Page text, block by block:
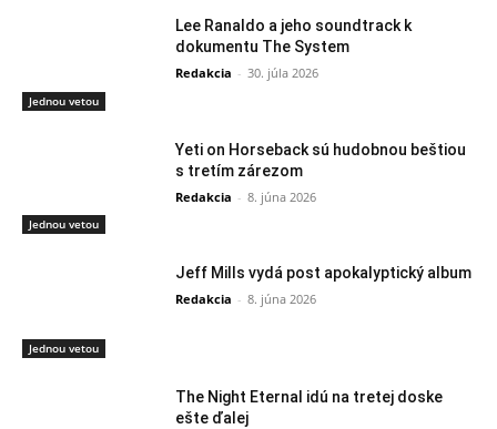
Jednou vetou
Lee Ranaldo a jeho soundtrack k
dokumentu The System
Redakcia - 30. júla 2026
Jednou vetou
Yeti on Horseback sú hudobnou beštiou
s tretím zárezom
Redakcia - 8. júna 2026
Jednou vetou
Jeff Mills vydá post apokalyptický album
Redakcia - 8. júna 2026
The Night Eternal idú na tretej doske
ešte ďalej